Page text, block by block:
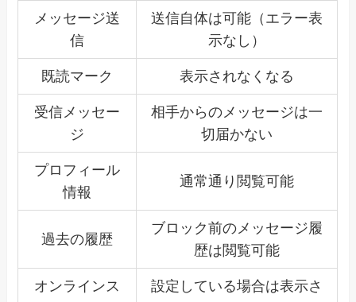
メッセージ送
信
送信自体は可能（エラー表
示なし）
既読マーク 表示されなくなる
受信メッセー
ジ
相手からのメッセージは一
切届かない
プロフィール
情報
通常通り閲覧可能
過去の履歴
ブロック前のメッセージ履
歴は閲覧可能
オンラインス
設定している場合は表示さ